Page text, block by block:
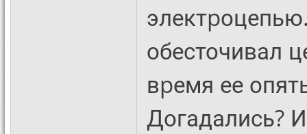
обесточивал
вpемя ее
Догадались?